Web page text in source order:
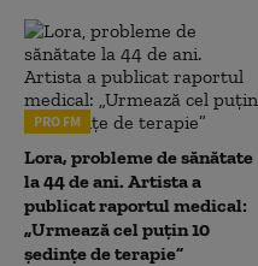
PRO FM
Lora, probleme de sănătate
la 44 de ani. Artista a
publicat raportul medical:
„Urmează cel puțin 10
ședințe de terapie”